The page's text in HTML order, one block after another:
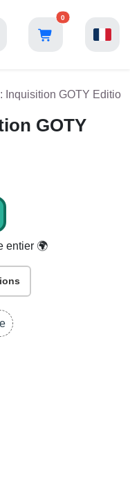
0
Inquisition GOTY
GOTY
entier 🌍